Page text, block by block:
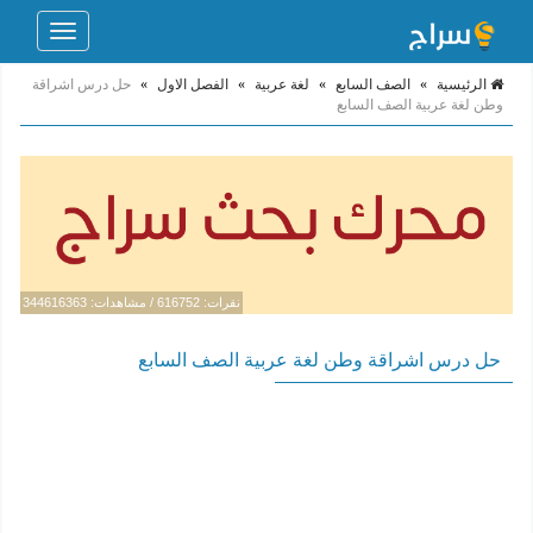
Toggle
الرئيسية » الصف السابع » لغة عربية » الفصل الاول » حل درس اشراقة
وطن لغة عربية الصف السابع
نقرات: 616752 / مشاهدات: 344616363
حل درس اشراقة وطن لغة عربية الصف السابع